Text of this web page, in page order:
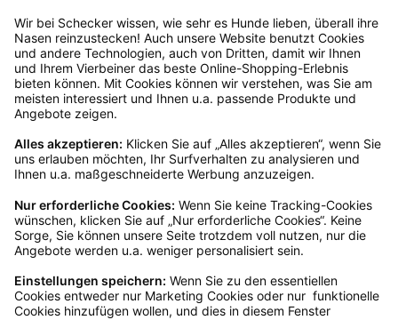
dir in deinem Kundenkonto anfordern. Hast du als
Gast bestellt, schreibe uns eine Email an
verkauf@schecker.de oder rufe zu unseren
Servicezeiten an, dann lassen wir dir ein
Rücksendeetikett zukommen.
Kundenservice
Mo – Fr 9 – 17 Uhr, Sa 9 – 13 Uhr